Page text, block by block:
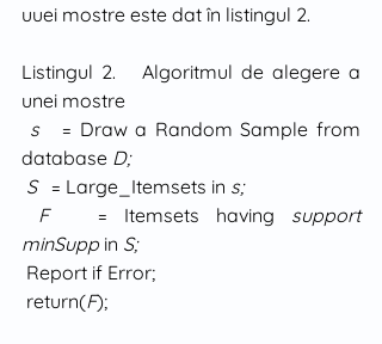
uuei mostre este dat în listingul 2.
Listingul 2.   Algoritmul de alegere a
unei mostre
s
   = Draw a Random Sample from
database D;
S
   = Large_Itemsets in
s;
F
   = Itemsets having
support
minSupp in S;
Report if Error;
return(F);